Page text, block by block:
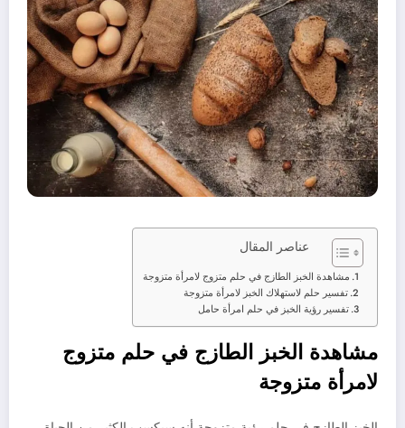
عناصر المقال
مشاهدة الخبز الطازج في حلم متزوج لامرأة متزوجة
تفسير حلم لاستهلاك الخبز لامرأة متزوجة
تفسير رؤية الخبز في حلم امرأة حامل
مشاهدة الخبز الطازج في حلم متزوج
لامرأة متزوجة